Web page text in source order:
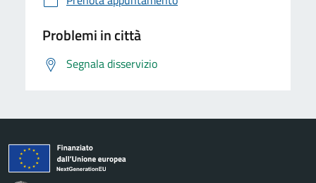
Problemi in città
Segnala disservizio